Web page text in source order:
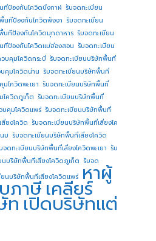
ทีป้องกันโควิดบึงกาฬ รับจดทะเบียน
นทีป้องกันโควิดพังงา รับจดทะเบียน
นทีป้องกันโควิดมุกดาหาร รับจดทะเบียน
ทีป้องกันโควิดแม่ฮ่องสอน รับจดทะเบียน
บคุมโควิดกระบี่ รับจดทะเบียนบริษัทพื้นที่
คุมโควิดน่าน รับจดทะเบียนบริษัทพื้นที่
โควิดพะเยา รับจดทะเบียนบริษัทพื้นที่
โควิดภูเก็ต รับจดทะเบียนบริษัทพื้นที่
บคุมโควิดแพร่ รับจดทะเบียนบริษัทพื้นที่
ยงโควิด รับจดทะเบียนบริษัทพื้นที่เสี่ยงโค
ม รับจดทะเบียนบริษัทพื้นที่เสี่ยงโควิด
จดทะเบียนบริษัทพื้นที่เสี่ยงโควิดพะเยา รับ
นบริษัทพื้นที่เสี่ยงโควิดภูเก็ต รับจด
ยนบริษัทพื้นที่เสี่ยงโควิดแพร่ หาผู้
ภาษี เคลียร์
ทเปิดบริษัทแต่